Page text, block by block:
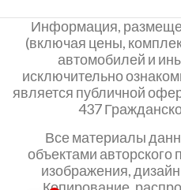
Информация,
(включая цены,
автомобилей и
исключительно
является публичной
437
Все материалы
объектами авторского
изображения,